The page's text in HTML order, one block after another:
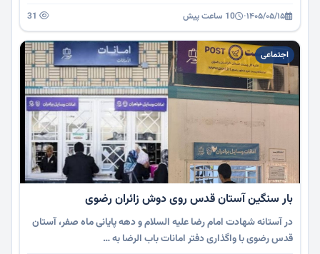
۱۴۰۵/۰۵/۱۵· 10 ساعت پیش
اجتماعی
بار سنگین آستان قدس روی دوش زائران رضوی
در آستانه شهادت امام رضا علیه السلام و دهه پایانی ماه صفر، آستان
قدس رضوی با واگذاری دفتر امانات باب الرضا به …